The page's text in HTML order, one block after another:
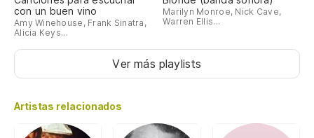
con un buen vino
Amy Winehouse, Frank Sinatra,
Alicia Keys...
Marilyn Monroe, Nick Cave,
Warren Ellis...
Ver más playlists
Artistas relacionados